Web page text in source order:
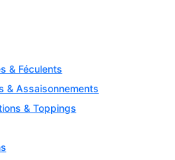
& Féculents
& Assaisonnements
& Toppings